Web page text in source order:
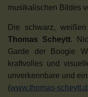
musikalischen Bildes
Die schwarz,
Thomas Scheytt.
Garde der Boogie
kraftvolles und
unverkennbare und
(www.thomas-